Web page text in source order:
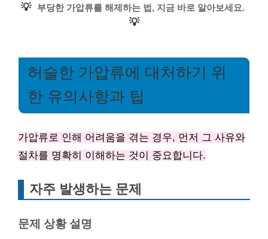
💡 부당한 가압류를 해제하는 법, 지금 바로 알아보세요.
💡
허술한 가압류에 대처하기 위
한 유의사항과 팁
가압류로 인해 어려움을 겪는 경우, 먼저 그 사유와
절차를 명확히 이해하는 것이 중요합니다.
자주 발생하는 문제
문제 상황 설명